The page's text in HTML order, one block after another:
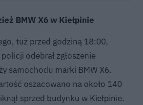
BMW X6 w Kiełpinie
tuż przed godziną 18:00,
odebrał zgłoszenie
samochodu marki BMW X6.
oszacowano na około 140
sprzed budynku w Kiełpinie.